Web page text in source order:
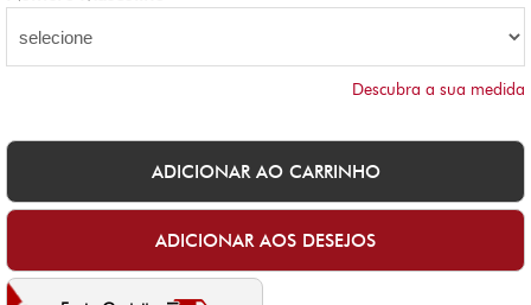
Descubra a sua medida